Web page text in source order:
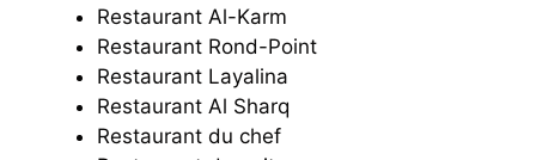
Restaurant Al-Karm
Restaurant Rond-Point
Restaurant Layalina
Restaurant Al Sharq
Restaurant du chef